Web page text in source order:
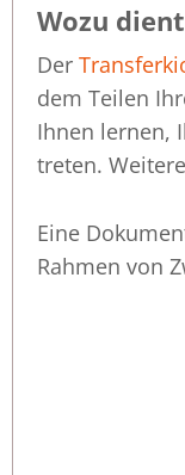
Wozu
Der
dem Teilen
Ihnen lernen,
treten.
Eine
Rahmen von